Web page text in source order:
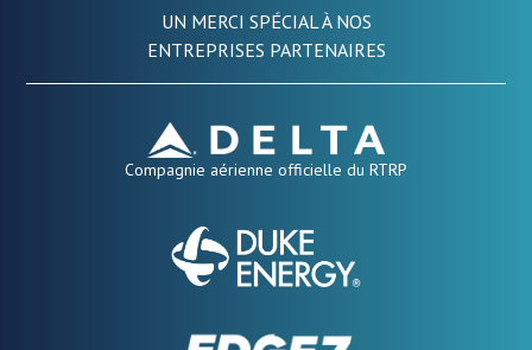
UN MERCI SPÉCIAL À NOS
ENTREPRISES PARTENAIRES
Compagnie aérienne officielle du RTRP